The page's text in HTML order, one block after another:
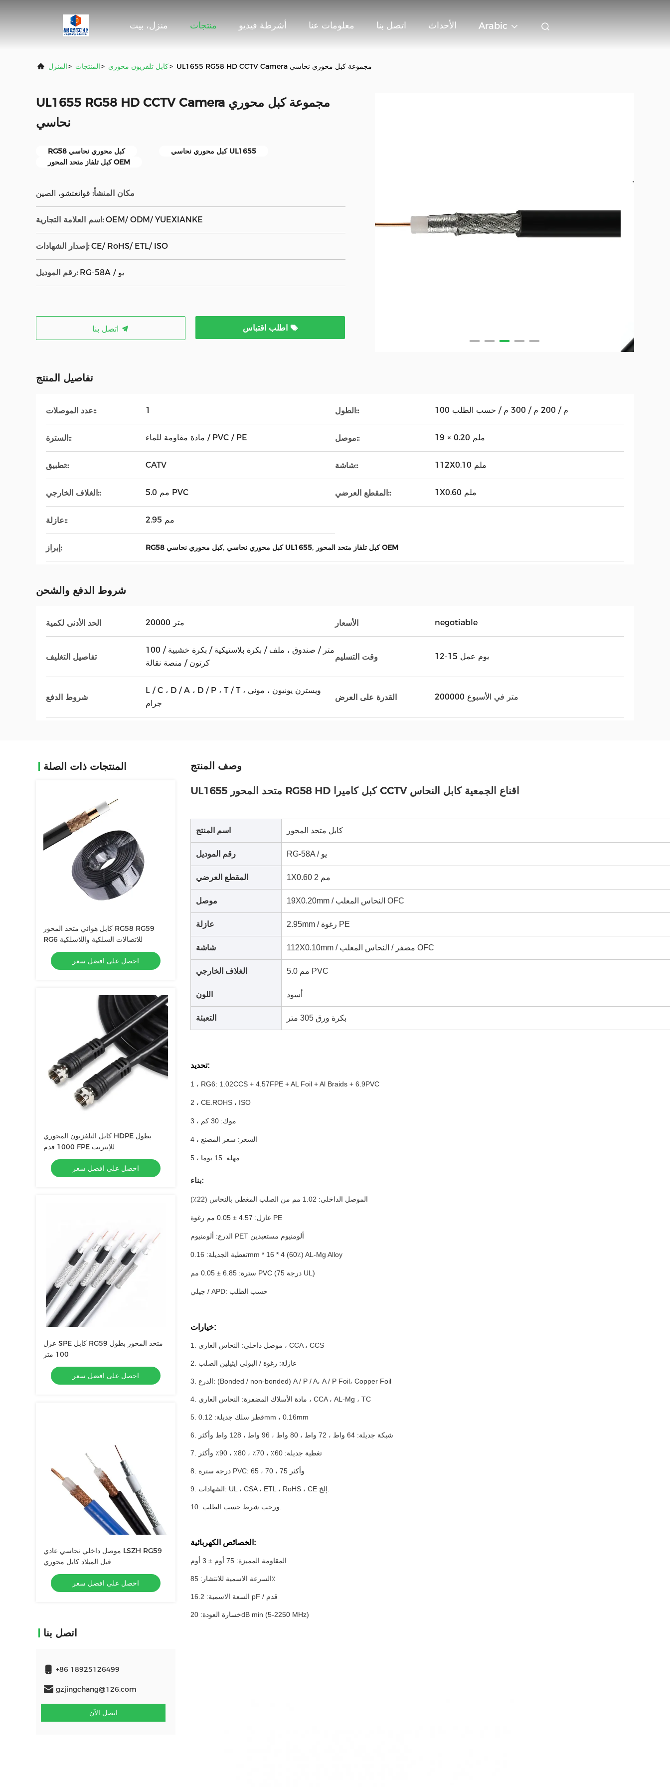
منزل، بيت منتجات أشرطة فيديو معلومات عنا اتصل بنا الأحداث Arabic
المنزل> المنتجات> كابل تلفزيون محوري> UL1655 RG58 HD CCTV Camera مجموعة كبل محوري نحاسي
UL1655 RG58 HD CCTV Camera مجموعة كبل محوري
نحاسي
RG58 كبل محوري نحاسي
كبل محوري نحاسي UL1655
كبل تلفاز متحد المحور OEM
مكان المنشأ: قوانغتشو، الصين
اسم العلامة التجارية: OEM/ ODM/ YUEXIANKE
إصدار الشهادات: CE/ RoHS/ ETL/ ISO
رقم الموديل: RG-58A / يو
اطلب اقتباس
تفاصيل المنتج
عدد الموصلات:: 1 الطول:: 100 م / 200 م / 300 م / حسب الطلب
السترة:: مادة مقاومة للماء / PVC / PE موصل:: 19 × 0.20 ملم
تطبيق:: CATV شاشة:: 112X0.10 ملم
الغلاف الخارجي:: 5.0 مم PVC المقطع العرضي:: 1X0.60 ملم
عازلة:: 2.95 مم
إبراز: RG58 كبل محوري نحاسي, كبل محوري نحاسي UL1655, كبل تلفاز متحد المحور OEM
شروط الدفع والشحن
الحد الأدنى لكمية 20000 متر الأسعار negotiable
تفاصيل التغليف
100 متر / صندوق ، ملف / بكرة بلاستيكية / بكرة خشبية /
كرتون / منصة نقالة
وقت التسليم 12-15 يوم عمل
شروط الدفع
L / C ، D / A ، D / P ، T / T ، ويسترن يونيون ، موني
جرام
القدرة على العرض 200000 متر في الأسبوع
المنتجات ذات الصلة
كابل هوائي متحد المحور RG58 RG59
RG6 للاتصالات السلكية واللاسلكية
احصل على افضل سعر
كابل التلفزيون المحوري HDPE بطول
1000 قدم FPE للإنترنت
احصل على افضل سعر
عزل SPE كابل RG59 متحد المحور بطول
100 متر
احصل على افضل سعر
موصل داخلي نحاسي عادي LSZH RG59
قبل الميلاد كابل محوري
احصل على افضل سعر
اتصل بنا
+86 18925126499
gzjingchang@126.com
اتصل الآن
وصف المنتج
UL1655 متحد المحور RG58 HD كبل كاميرا CCTV اقناع الجمعية كابل النحاس
اسم المنتج كابل متحد المحور
رقم الموديل RG-58A / يو
المقطع العرضي 1X0.60 مم 2
موصل 19X0.20mm / النحاس المعلب OFC
عازلة 2.95mm / رغوة PE
شاشة 112X0.10mm / مضفر / النحاس المعلب OFC
الغلاف الخارجي 5.0 مم PVC
اللون أسود
التعبئة بكرة ورق 305 متر
تحديد:
1 ، RG6: 1.02CCS + 4.57FPE + AL Foil + Al Braids + 6.9PVC
2 ، CE.ROHS ، ISO
3 ، موك: 30 كم
4 ، السعر: سعر المصنع
5 ، مهلة: 15 يوما
بناء:
الموصل الداخلي: 1.02 مم من الصلب المغطى بالنحاس (22٪)
عازل: 4.57 ± 0.05 مم رغوة PE
الدرع: ألومنيوم PET ألومنيوم مستعبدين
تغطية الجديلة: 0.16mm * 16 * 4 (60٪) AL-Mg Alloy
سترة: 6.85 ± 0.05 مم PVC (75 درجة UL)
جيلي / APD: حسب الطلب
خيارات:
1. موصل داخلي: النحاس العاري ، CCA ، CCS
2. عازلة: رغوة / البولي ايثيلين الصلب
3. الدرع: (Bonded / non-bonded) A / P / A، A / P Foil، Copper Foil
4. مادة الأسلاك المضفرة: النحاس العاري ، CCA ، AL-Mg ، TC
5. قطر سلك جديلة: 0.12mm ، 0.16mm
6. شبكة جديلة: 64 واط ، 72 واط ، 80 واط ، 96 واط ، 128 واط وأكثر
7. تغطية جديلة: 60٪ ، 70٪ ، 80٪ ، 90٪ وأكثر
8. درجة سترة PVC: 65 ، 70 ، 75 وأكثر
الخصائص الكهربائية:
المقاومة المميزة: 75 أوم ± 3 أوم
السرعة الاسمية للانتشار: 85٪
السعة الاسمية: 16.2 pF / قدم
خسارة العودة: 20dB min (5-2250 MHz)